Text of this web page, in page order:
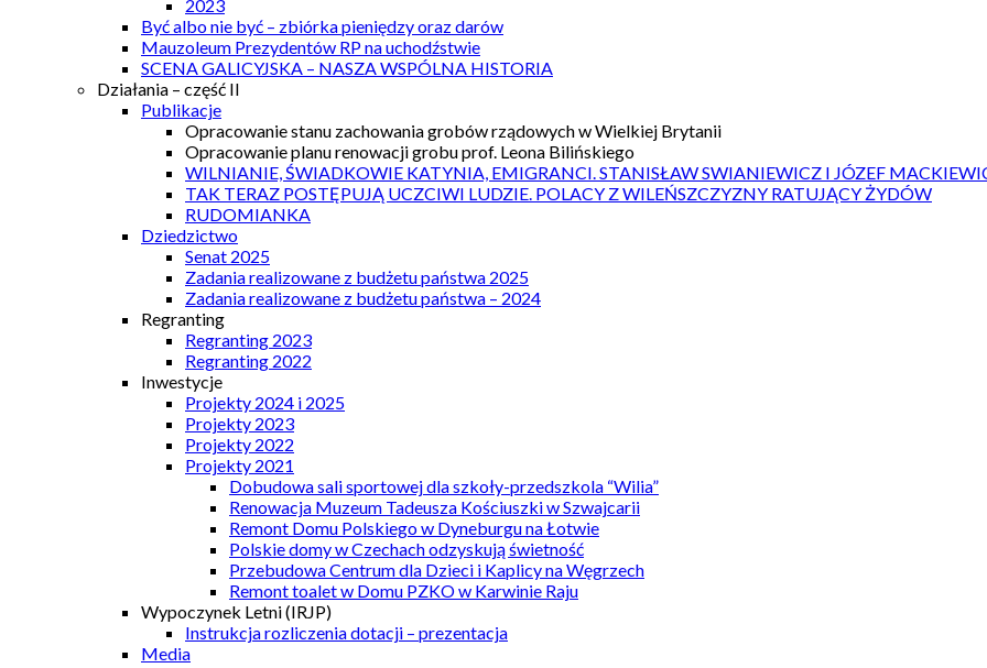
2023
Być albo nie być – zbiórka pieniędzy oraz darów
Mauzoleum Prezydentów RP na uchodźstwie
SCENA GALICYJSKA – NASZA WSPÓLNA HISTORIA
Działania – część II
Publikacje
Opracowanie stanu zachowania grobów rządowych w Wielkiej Brytanii
Opracowanie planu renowacji grobu prof. Leona Bilińskiego
WILNIANIE, ŚWIADKOWIE KATYNIA, EMIGRANCI. STANISŁAW SWIANIEWICZ I JÓZEF
TAK TERAZ POSTĘPUJĄ UCZCIWI LUDZIE. POLACY Z WILEŃSZCZYZNY RATUJĄCY ŻYDÓW
RUDOMIANKA
Dziedzictwo
Senat 2025
Zadania realizowane z budżetu państwa 2025
Zadania realizowane z budżetu państwa – 2024
Regranting
Regranting 2023
Regranting 2022
Inwestycje
Projekty 2024 i 2025
Projekty 2023
Projekty 2022
Projekty 2021
Dobudowa sali sportowej dla szkoły-przedszkola “Wilia”
Renowacja Muzeum Tadeusza Kościuszki w Szwajcarii
Remont Domu Polskiego w Dyneburgu na Łotwie
Polskie domy w Czechach odzyskują świetność
Przebudowa Centrum dla Dzieci i Kaplicy na Węgrzech
Remont toalet w Domu PZKO w Karwinie Raju
Wypoczynek Letni (IRJP)
Instrukcja rozliczenia dotacji – prezentacja
Media